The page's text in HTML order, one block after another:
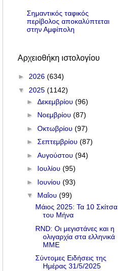
Σημαντικός ταφικός
περίβολος αποκαλύπτεται
στην Αμφίπολη
Αρχειοθήκη ιστολογίου
► 2026 (634)
▼ 2025 (1142)
► Δεκεμβρίου (96)
► Νοεμβρίου (87)
► Οκτωβρίου (97)
► Σεπτεμβρίου (87)
► Αυγούστου (94)
► Ιουλίου (95)
► Ιουνίου (93)
▼ Μαΐου (99)
Μάιος 2025: Τα 10 Σκίτσα
του Μήνα
RND: Οι μεγιστάνες και η
ολιγαρχία στα ελληνικά
ΜΜΕ
Σύντομες Ειδήσεις της
Ημέρας 31/5/2025